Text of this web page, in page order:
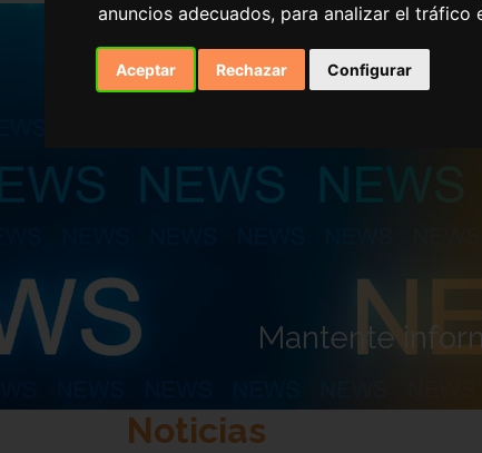
anuncios adecuados, para analizar el
Aceptar Rechazar Configurar
Mantente
Noticias